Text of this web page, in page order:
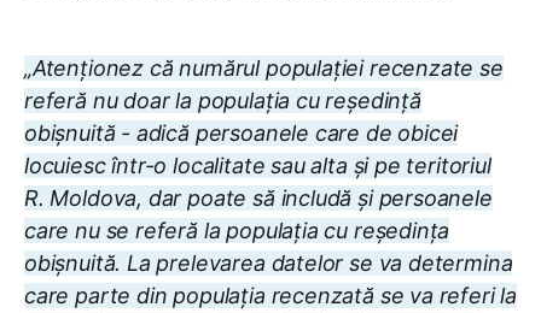
„Atenționez că numărul populației recenzate se
referă nu doar la populația cu reședință
obișnuită - adică persoanele care de obicei
locuiesc într-o localitate sau alta și pe teritoriul
R. Moldova, dar poate să includă și persoanele
care nu se referă la populația cu reședința
obișnuită. La prelevarea datelor se va determina
care parte din populația recenzată se va referi la